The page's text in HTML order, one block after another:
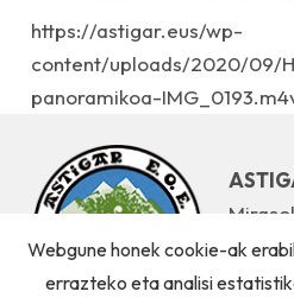
https://astigar.eus/wp-
content/uploads/2020/09/
panoramikoa-
20115
Webgune honek cookie-ak
errazteko eta analisi